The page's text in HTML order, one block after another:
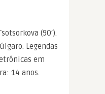
(90′).
Legendas
em
14 anos.